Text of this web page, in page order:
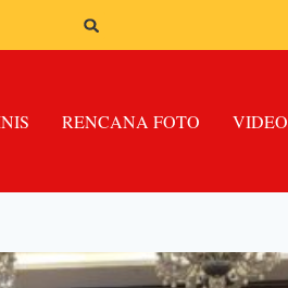
RENCANA FOTO VIDEO